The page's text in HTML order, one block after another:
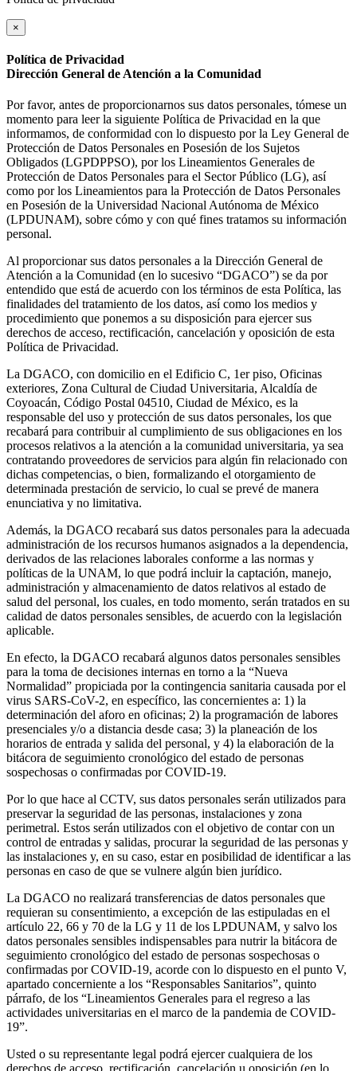
×
Política de Privacidad
Dirección General de Atención a la Comunidad
Por favor, antes de proporcionarnos sus datos personales, tómese un
momento para leer la siguiente Política de Privacidad en la que
informamos, de conformidad con lo dispuesto por la Ley General de
Protección de Datos Personales en Posesión de los Sujetos
Obligados (LGPDPPSO), por los Lineamientos Generales de
Protección de Datos Personales para el Sector Público (LG), así
como por los Lineamientos para la Protección de Datos Personales
en Posesión de la Universidad Nacional Autónoma de México
(LPDUNAM), sobre cómo y con qué fines tratamos su información
personal.
Al proporcionar sus datos personales a la Dirección General de
Atención a la Comunidad (en lo sucesivo “DGACO”) se da por
entendido que está de acuerdo con los términos de esta Política, las
finalidades del tratamiento de los datos, así como los medios y
procedimiento que ponemos a su disposición para ejercer sus
derechos de acceso, rectificación, cancelación y oposición de esta
Política de Privacidad.
La DGACO, con domicilio en el Edificio C, 1er piso, Oficinas
exteriores, Zona Cultural de Ciudad Universitaria, Alcaldía de
Coyoacán, Código Postal 04510, Ciudad de México, es la
responsable del uso y protección de sus datos personales, los que
recabará para contribuir al cumplimiento de sus obligaciones en los
procesos relativos a la atención a la comunidad universitaria, ya sea
contratando proveedores de servicios para algún fin relacionado con
dichas competencias, o bien, formalizando el otorgamiento de
determinada prestación de servicio, lo cual se prevé de manera
enunciativa y no limitativa.
Además, la DGACO recabará sus datos personales para la adecuada
administración de los recursos humanos asignados a la dependencia,
derivados de las relaciones laborales conforme a las normas y
políticas de la UNAM, lo que podrá incluir la captación, manejo,
administración y almacenamiento de datos relativos al estado de
salud del personal, los cuales, en todo momento, serán tratados en su
calidad de datos personales sensibles, de acuerdo con la legislación
aplicable.
En efecto, la DGACO recabará algunos datos personales sensibles
para la toma de decisiones internas en torno a la “Nueva
Normalidad” propiciada por la contingencia sanitaria causada por el
virus SARS-CoV-2, en específico, las concernientes a: 1) la
determinación del aforo en oficinas; 2) la programación de labores
presenciales y/o a distancia desde casa; 3) la planeación de los
horarios de entrada y salida del personal, y 4) la elaboración de la
bitácora de seguimiento cronológico del estado de personas
sospechosas o confirmadas por COVID-19.
Por lo que hace al CCTV, sus datos personales serán utilizados para
preservar la seguridad de las personas, instalaciones y zona
perimetral. Estos serán utilizados con el objetivo de contar con un
control de entradas y salidas, procurar la seguridad de las personas y
las instalaciones y, en su caso, estar en posibilidad de identificar a las
personas en caso de que se vulnere algún bien jurídico.
La DGACO no realizará transferencias de datos personales que
requieran su consentimiento, a excepción de las estipuladas en el
artículo 22, 66 y 70 de la LG y 11 de los LPDUNAM, y salvo los
datos personales sensibles indispensables para nutrir la bitácora de
seguimiento cronológico del estado de personas sospechosas o
confirmadas por COVID-19, acorde con lo dispuesto en el punto V,
apartado concerniente a los “Responsables Sanitarios”, quinto
párrafo, de los “Lineamientos Generales para el regreso a las
actividades universitarias en el marco de la pandemia de COVID-
19”.
Usted o su representante legal podrá ejercer cualquiera de los